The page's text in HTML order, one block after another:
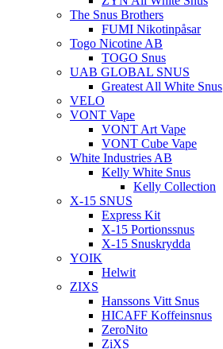
The Snus Brothers
FUMI Nikotinpåsar
Togo Nicotine AB
TOGO Snus
UAB GLOBAL SNUS
Greatest All White Snus
VELO
VONT Vape
VONT Art Vape
VONT Cube Vape
White Industries AB
Kelly White Snus
Kelly Collection
X-15 SNUS
Express Kit
X-15 Portionssnus
X-15 Snuskrydda
YOIK
Helwit
ZIXS
Hanssons Vitt Snus
HICAFF Koffeinsnus
ZeroNito
ZiXS